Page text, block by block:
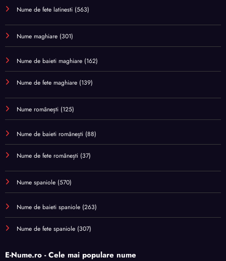
Nume de fete latinesti (563)
Nume maghiare (301)
Nume de baieti maghiare (162)
Nume de fete maghiare (139)
Nume românești (125)
Nume de baieti românești (88)
Nume de fete românești (37)
Nume spaniole (570)
Nume de baieti spaniole (263)
Nume de fete spaniole (307)
E-Nume.ro - Cele mai populare nume